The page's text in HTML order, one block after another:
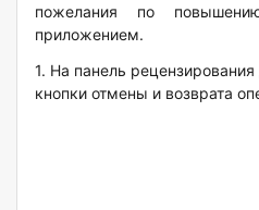
пожелания по
приложением.
1. На панель
кнопки отмены и возврата